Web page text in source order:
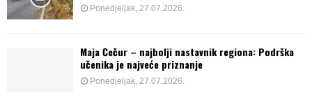
Ponedjeljak, 27.07.2026.
Maja Čečur – najbolji nastavnik regiona: Podrška
učenika je najveće priznanje
Ponedjeljak, 27.07.2026.